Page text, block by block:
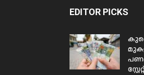
EDITOR PICKS